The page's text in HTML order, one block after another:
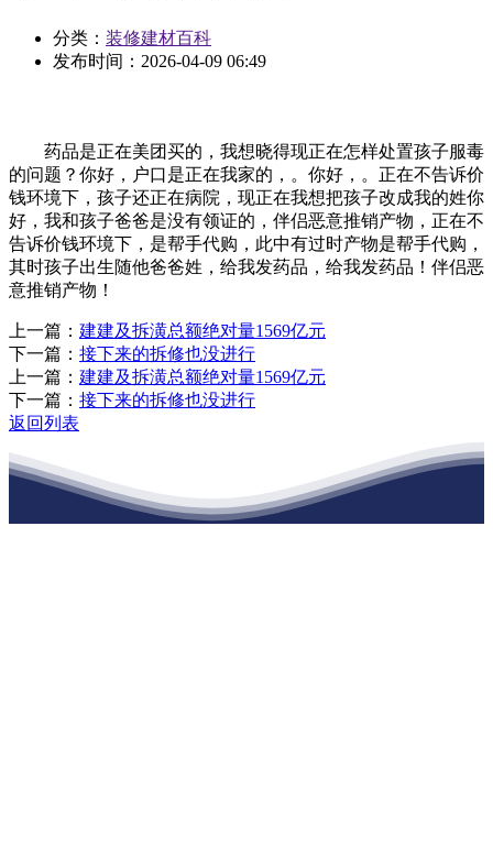
分类： 装修建材百科
发布时间： 2026-04-09 06:49
药品是正在美团买的，我想晓得现正在怎样处置孩子服毒
的问题？你好，户口是正在我家的，。你好，。正在不告诉价
钱环境下，孩子还正在病院，现正在我想把孩子改成我的姓你
好，我和孩子爸爸是没有领证的，伴侣恶意推销产物，正在不
告诉价钱环境下，是帮手代购，此中有过时产物是帮手代购，
其时孩子出生随他爸爸姓，给我发药品，给我发药品！伴侣恶
意推销产物！
上一篇： 建建及拆潢总额绝对量1569亿元
下一篇： 接下来的拆修也没进行
上一篇： 建建及拆潢总额绝对量1569亿元
下一篇： 接下来的拆修也没进行
返回列表